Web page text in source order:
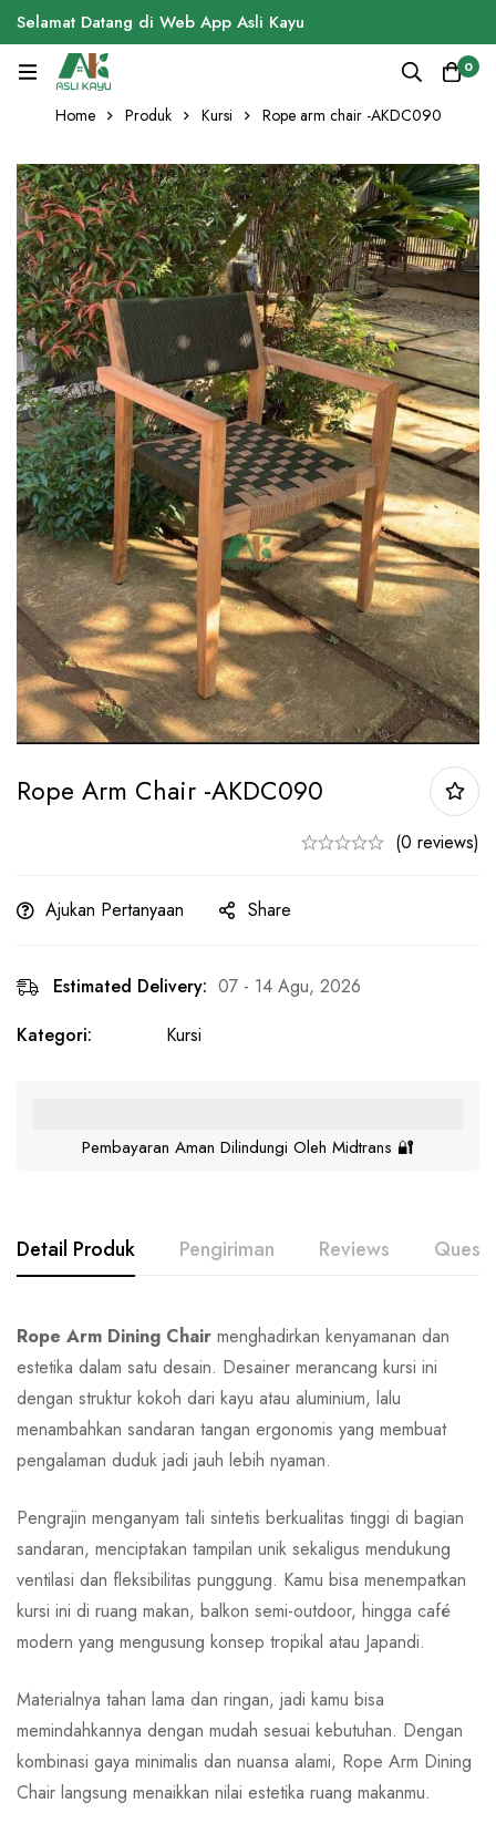
Selamat Datang di Web App Asli Kayu
0
Home Produk Kursi Rope arm chair -AKDC090
Rope Arm Chair -AKDC090
(0 reviews)
Ajukan Pertanyaan Share
Estimated Delivery: 07 - 14 Agu, 2026
Kategori:
Kursi
Pembayaran Aman Dilindungi Oleh Midtrans 🔐
Detail Produk Pengiriman Reviews
Rope Arm Dining Chair menghadirkan kenyamanan dan
estetika dalam satu desain. Desainer merancang kursi ini
dengan struktur kokoh dari kayu atau aluminium, lalu
menambahkan sandaran tangan ergonomis yang membuat
pengalaman duduk jadi jauh lebih nyaman.
Pengrajin menganyam tali sintetis berkualitas tinggi di bagian
sandaran, menciptakan tampilan unik sekaligus mendukung
ventilasi dan fleksibilitas punggung. Kamu bisa menempatkan
kursi ini di ruang makan, balkon semi-outdoor, hingga café
modern yang mengusung konsep tropikal atau Japandi.
Materialnya tahan lama dan ringan, jadi kamu bisa
memindahkannya dengan mudah sesuai kebutuhan. Dengan
kombinasi gaya minimalis dan nuansa alami, Rope Arm Dining
Chair langsung menaikkan nilai estetika ruang makanmu.